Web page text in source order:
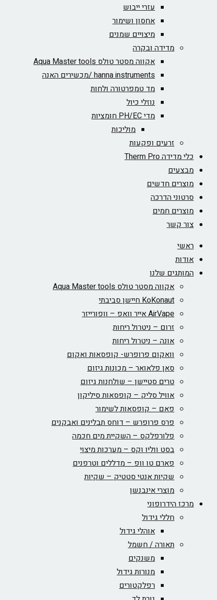
עזרי ייבוש
אחסון ושימור
מיצויים שמנים
מדידה ובקרה
אקווה מסטר טולס Aqua Master tools
hanna instruments /מכשירים האנה
מד טמפרטורה ולחות
נוזלי כיול
מדי PH/EC חומציות
מוליכות
זרעים ופקעות
כלי מדידה Therm Pro
מבצעים
מוצרים חדשים
סרטוני הדרכה
מוצרים חמים
צור קשר
ראשי
אודות
המותגים שלנו
אקווה מסטר טולס Aqua Master tools
KoKonaut חיישן סביבתי
AirVape אייר וואפ – וופורייזר
זרום – ניטרול ריחות
אונה – ניטרול ריחות
וואקום פרופרש- קופסאות ואקום
סאן פלאואר – מכונות גיזום
טרים סטיישן – שולחנות גיזום
אוויל סליק – קופסאות סיליקון
פאם – קופסאות לשימור
פרס פרופרש – דוחס תבלינים ואבקנים
פלורפלקס – השקיית מים חכמה
בסט ווליו וקס – מערכות מיצוי
פארם טו וופ – מדללים וטרפנים
שקיות אנטי סטטיק – שקיות
מוצרי אינבנשן
מרכז הידרופוני
חללי גידול
אוהלי גידול
תאורה / חשמל
משנקים
מנורות גידול
רפלקטורים